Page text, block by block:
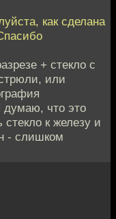
как сделана
+ стекло с
или
думаю, что это
стекло к железу и
- слишком